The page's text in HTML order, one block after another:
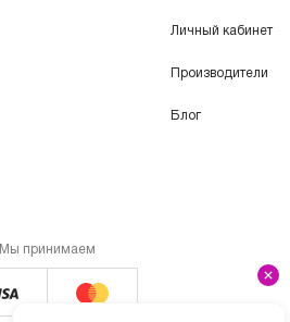
Личный кабинет
Производители
Блог
Мы принимаем